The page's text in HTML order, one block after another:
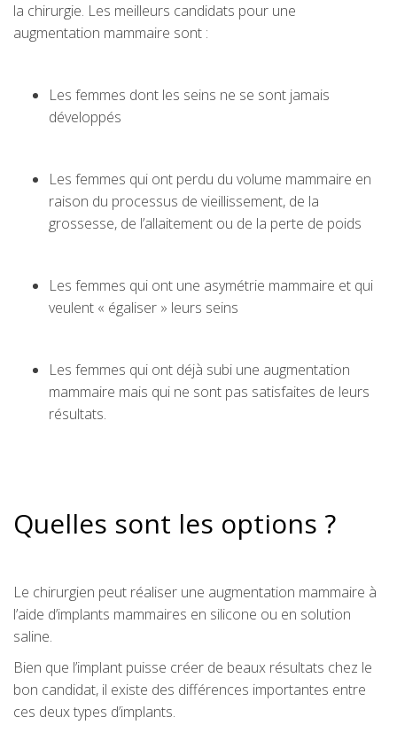
la chirurgie. Les meilleurs candidats pour une
augmentation mammaire sont :
Les femmes dont les seins ne se sont jamais
développés
Les femmes qui ont perdu du volume mammaire en
raison du processus de vieillissement, de la
grossesse, de l’allaitement ou de la perte de poids
Les femmes qui ont une asymétrie mammaire et qui
veulent « égaliser » leurs seins
Les femmes qui ont déjà subi une augmentation
mammaire mais qui ne sont pas satisfaites de leurs
résultats.
Quelles sont les options ?
Le chirurgien peut réaliser une augmentation mammaire à
l’aide d’implants mammaires en silicone ou en solution
saline.
Bien que l’implant puisse créer de beaux résultats chez le
bon candidat, il existe des différences importantes entre
ces deux types d’implants.